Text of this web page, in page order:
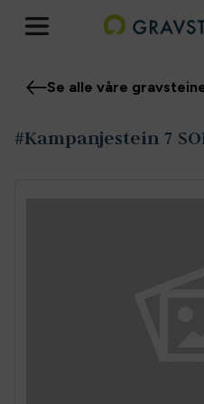
Se alle våre
#Kampanjestein 7